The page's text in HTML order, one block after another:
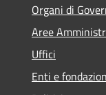
Organi di
Aree
Uffici
Enti e